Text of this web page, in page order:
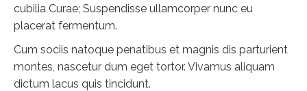
cubilia Curae; Suspendisse ullamcorper nunc eu
placerat fermentum.
Cum sociis natoque penatibus et magnis dis parturient
montes, nascetur dum eget tortor. Vivamus aliquam
dictum lacus quis tincidunt.